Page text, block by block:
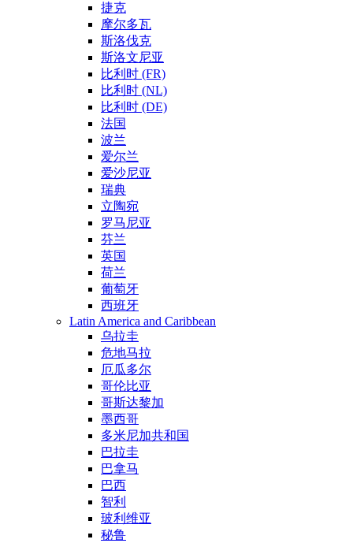
捷克
摩尔多瓦
斯洛伐克
斯洛文尼亚
比利时 (FR)
比利时 (NL)
比利时 (DE)
法国
波兰
爱尔兰
爱沙尼亚
瑞典
立陶宛
罗马尼亚
芬兰
英国
荷兰
葡萄牙
西班牙
Latin America and Caribbean
乌拉圭
危地马拉
厄瓜多尔
哥伦比亚
哥斯达黎加
墨西哥
多米尼加共和国
巴拉圭
巴拿马
巴西
智利
玻利维亚
秘鲁